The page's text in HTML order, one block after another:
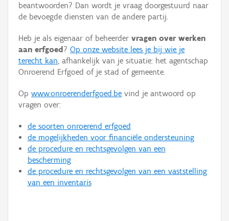
Persoon of collectief
Hergebruik
Aanmelden
beantwoorden? Dan wordt je vraag doorgestuurd naar
de bevoegde diensten van de andere partij.
Heb je als eigenaar of beheerder vragen over werken
aan erfgoed ? Op onze website lees je bij wie je
terecht kan, afhankelijk van je situatie: het agentschap
Onroerend Erfgoed of je stad of gemeente.
Op www.onroerenderfgoed.be vind je antwoord op
vragen over:
de soorten onroerend erfgoed
de mogelijkheden voor financiële ondersteuning
de procedure en rechtsgevolgen van een
bescherming
de procedure en rechtsgevolgen van een vaststelling
van een inventaris